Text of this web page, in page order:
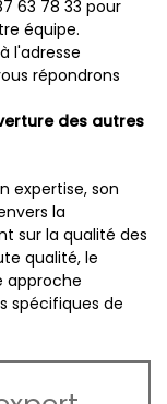
63 78 33 pour
équipe.
l'adresse
répondrons
des autres
expertise, son
la
sur la qualité des
qualité, le
approche
spécifiques de